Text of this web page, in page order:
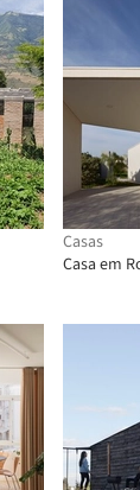
Casas
Casa em